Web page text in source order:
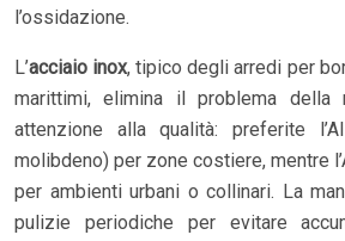
l’ossidazione.
L’acciaio inox, tipico degli arredi per
marittimi, elimina il problema della
attenzione alla qualità: preferite
molibdeno) per zone costiere, mentre
per ambienti urbani o collinari. La
pulizie periodiche per evitare